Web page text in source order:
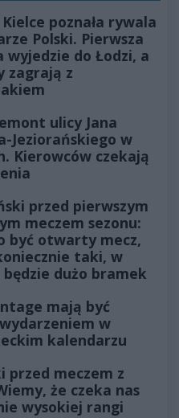
poznała rywala
Polski. Pierwsza
wyjedzie do Łodzi, a
zagrają z
ulicy Jana
Jeziorańskiego w
Kierowców czekają
przed pierwszym
meczem sezonu:
być otwarty mecz,
taki, w
dużo bramek
mają być
w
kalendarzu
przed meczem z
że czeka nas
wysokiej rangi